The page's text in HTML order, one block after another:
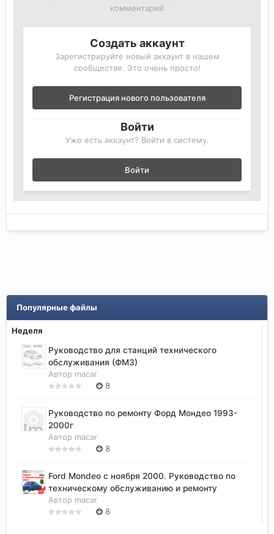
комментарий
Создать аккаунт
Зарегистрируйте новый аккаунт в нашем
сообществе. Это очень просто!
Регистрация нового пользователя
Войти
Уже есть аккаунт? Войти в систему.
Войти
Популярные файлы
Неделя
Руководство для станций технического
обслуживания (ФМ3)
Автор macar
8
Руководство по ремонту Форд Мондео 1993-
2000г
Автор macar
8
Ford Mondeo с ноября 2000. Руководство по
техническому обслуживанию и ремонту
Автор macar
8